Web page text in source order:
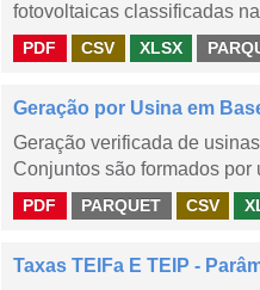
fotovoltaicas classificadas
PDF CSV XLSX
Geração por Usina em
Geração verificada de
Conjuntos são formados por
PDF PARQUET CSV
Taxas TEIFa E TEIP -